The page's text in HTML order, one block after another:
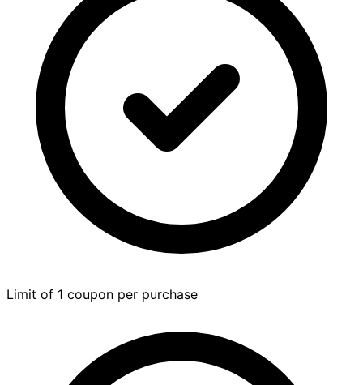
Limit of 1 coupon per purchase